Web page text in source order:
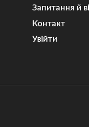
Запитання й
Kонтакт
Увійти